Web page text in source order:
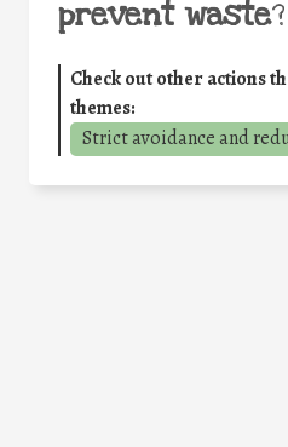
prevent waste?
Check out other actions
themes:
Strict avoidance and